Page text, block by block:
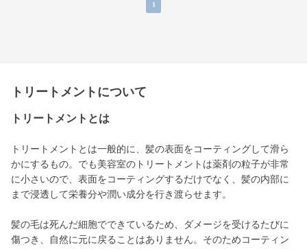
1
トリートメントについて
トリートメントとは
トリートメントとは一般的に、髪の表面をコーティングして滑ら
かにするもの。でも美容室のトリートメントは薬剤の粒子が非常
に小さいので、表面をコーティングするだけでなく、髪の内部に
まで浸透して栄養分や潤い成分を行き渡らせます。
髪の毛は死んだ細胞でできているため、ダメージを受けるたびに
傷つき、自然に元に戻ることはありません。そのためコーティン